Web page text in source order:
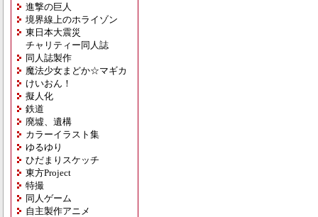
進撃の巨人
境界線上のホライゾン
東日本大震災
チャリティー同人誌
同人誌製作
魔法少女まどか☆マギカ
けいおん！
擬人化
鉄道
廃墟、遺構
カラーイラスト集
ゆるゆり
ひだまりスケッチ
東方Project
特撮
同人ゲーム
自主製作アニメ